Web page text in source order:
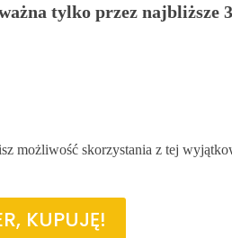
tylko przez najbliższe
możliwość skorzystania z tej
KUPUJĘ!